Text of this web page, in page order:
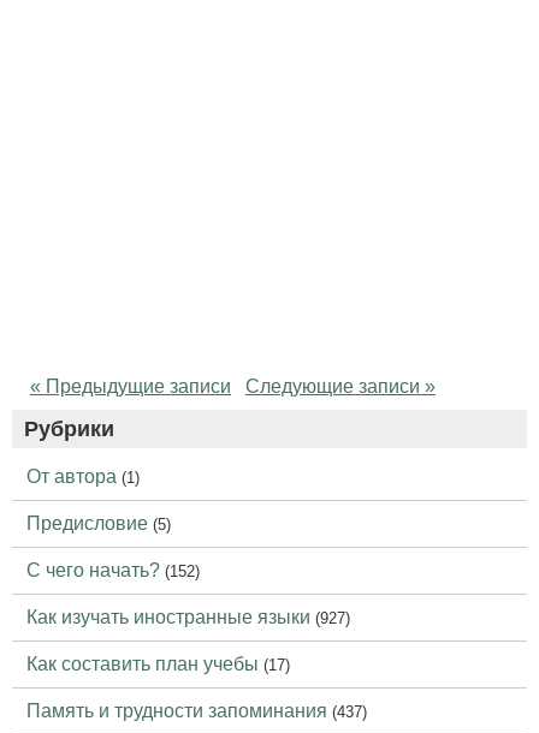
« Предыдущие записи Следующие записи »
Рубрики
От автора (1)
Предисловие (5)
С чего начать? (152)
Как изучать иностранные языки (927)
Как составить план учебы (17)
Память и трудности запоминания (437)